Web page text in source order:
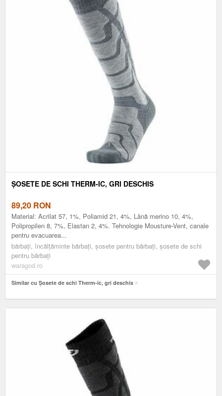
ȘOSETE DE SCHI THERM-IC, GRI DESCHIS
89,20 RON
Material: Acrilat 57, 1%, Poliamid 21, 4%, Lână merino 10, 4%,
Polipropilen 8, 7%, Elastan 2, 4%. Tehnologie Mousture-Vent, canale
pentru evacuarea...
bărbați, încălțăminte bărbați, șosete pentru bărbați, șosete de schi
pentru bărbați
waragod.ro
Similar cu Șosete de schi Therm-ic, gri deschis